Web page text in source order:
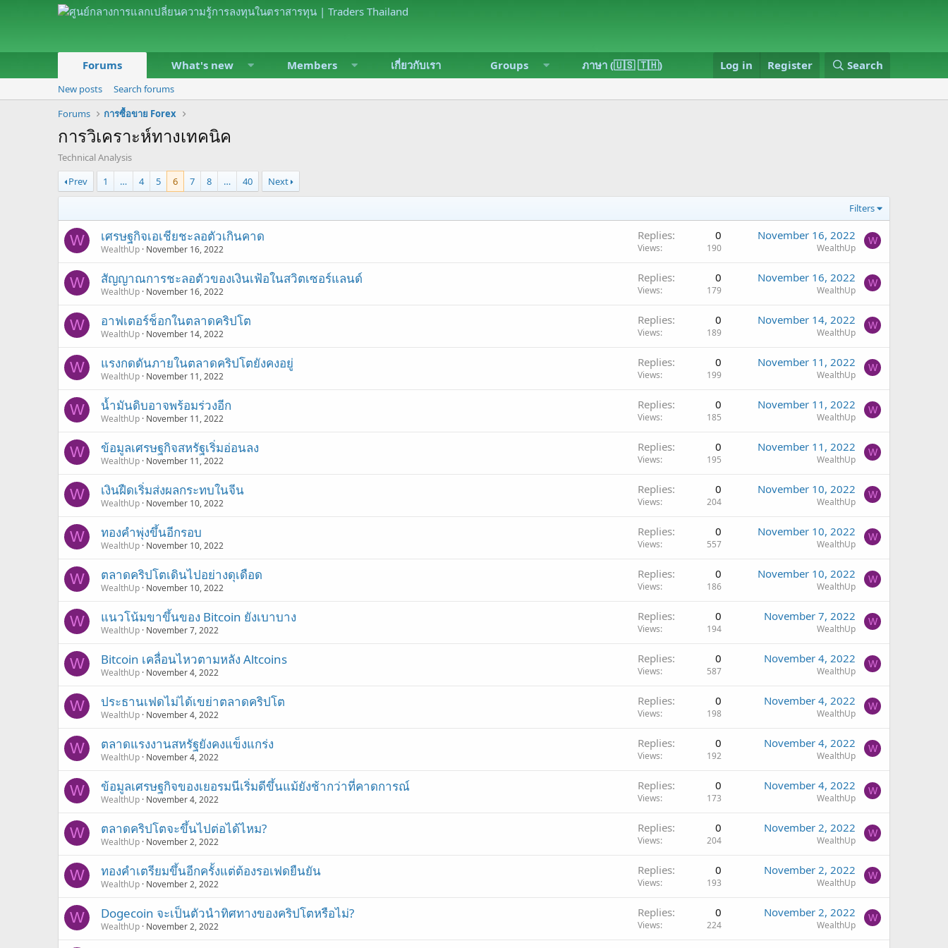
Forums What's new Members เกี่ยวกับเรา Groups ภาษา (🇺🇸 🇹🇭) Log in Register Search
New posts
Search forums
Forums
การซื้อขาย Forex
การวิเคราะห์ทางเทคนิค
Technical Analysis
Prev
1 … 4 5 6 7 8 … 40 Next
Filters
W เศรษฐกิจเอเชียชะลอตัวเกินคาด
WealthUp November 16, 2022
Replies 0
Views 190
November 16, 2022
WealthUp
W
W สัญญาณการชะลอตัวของเงินเฟ้อในสวิตเซอร์แลนด์
WealthUp November 16, 2022
Replies 0
Views 179
November 16, 2022
WealthUp
W
W อาฟเตอร์ช็อกในตลาดคริปโต
WealthUp November 14, 2022
Replies 0
Views 189
November 14, 2022
WealthUp
W
W แรงกดดันภายในตลาดคริปโตยังคงอยู่
WealthUp November 11, 2022
Replies 0
Views 199
November 11, 2022
WealthUp
W
W น้ำมันดิบอาจพร้อมร่วงอีก
WealthUp November 11, 2022
Replies 0
Views 185
November 11, 2022
WealthUp
W
W ข้อมูลเศรษฐกิจสหรัฐเริ่มอ่อนลง
WealthUp November 11, 2022
Replies 0
Views 195
November 11, 2022
WealthUp
W
W เงินฝืดเริ่มส่งผลกระทบในจีน
WealthUp November 10, 2022
Replies 0
Views 204
November 10, 2022
WealthUp
W
W ทองคำพุ่งขึ้นอีกรอบ
WealthUp November 10, 2022
Replies 0
Views 557
November 10, 2022
WealthUp
W
W ตลาดคริปโตเดินไปอย่างดุเดือด
WealthUp November 10, 2022
Replies 0
Views 186
November 10, 2022
WealthUp
W
W แนวโน้มขาขึ้นของ Bitcoin ยังเบาบาง
WealthUp November 7, 2022
Replies 0
Views 194
November 7, 2022
WealthUp
W
W Bitcoin เคลื่อนไหวตามหลัง Altcoins
WealthUp November 4, 2022
Replies 0
Views 587
November 4, 2022
WealthUp
W
W ประธานเฟดไม่ได้เขย่าตลาดคริปโต
WealthUp November 4, 2022
Replies 0
Views 198
November 4, 2022
WealthUp
W
W ตลาดแรงงานสหรัฐยังคงแข็งแกร่ง
WealthUp November 4, 2022
Replies 0
Views 192
November 4, 2022
WealthUp
W
W ข้อมูลเศรษฐกิจของเยอรมนีเริ่มดีขึ้นแม้ยังช้ากว่าที่คาดการณ์
WealthUp November 4, 2022
Replies 0
Views 173
November 4, 2022
WealthUp
W
W ตลาดคริปโตจะขึ้นไปต่อได้ไหม?
WealthUp November 2, 2022
Replies 0
Views 204
November 2, 2022
WealthUp
W
W ทองคำเตรียมขึ้นอีกครั้งแต่ต้องรอเฟดยืนยัน
WealthUp November 2, 2022
Replies 0
Views 193
November 2, 2022
WealthUp
W
W Dogecoin จะเป็นตัวนำทิศทางของคริปโตหรือไม่?
WealthUp November 2, 2022
Replies 0
Views 224
November 2, 2022
WealthUp
W